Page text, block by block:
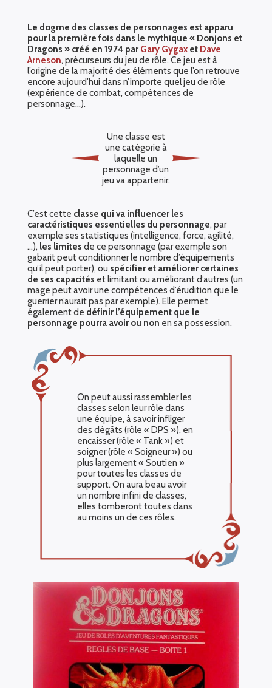
Le dogme des classes de personnages est apparu
pour la première fois dans le mythique « Donjons et
Dragons » créé en 1974 par Gary Gygaxet Dave
Arneson, précurseurs du jeu de rôle. Ce jeu est à
l’origine de la majorité des éléments que l’on retrouve
encore aujourd’hui dans n’importe quel jeu de rôle
(expérience de combat, compétences de
personnage…).
Une classe est
une catégorie à
laquelle un
personnage d’un
jeu va appartenir.
C’est cette classe qui va influencer les
caractéristiques essentielles du personnage, par
exemple ses statistiques (intelligence, force, agilité,
…), les limites de ce personnage (par exemple son
gabarit peut conditionner le nombre d’équipements
qu’il peut porter), ou spécifier et améliorer certaines
de ses capacités et limitant ou améliorant d’autres (un
mage peut avoir une compétences d’érudition que le
guerrier n’aurait pas par exemple). Elle permet
également de définir l’équipement que le
personnage pourra avoir ou non en sa possession.
On peut aussi rassembler les
classes selon leur rôle dans
une équipe, à savoir infliger
des dégâts (rôle « DPS »), en
encaisser (rôle « Tank ») et
soigner (rôle « Soigneur ») ou
plus largement « Soutien »
pour toutes les classes de
support. On aura beau avoir
un nombre infini de classes,
elles tomberont toutes dans
au moins un de ces rôles.